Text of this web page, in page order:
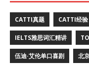
CATTI真题 CATTI经验
IELTS雅思词汇精讲
伍迪·艾伦单口喜剧 北